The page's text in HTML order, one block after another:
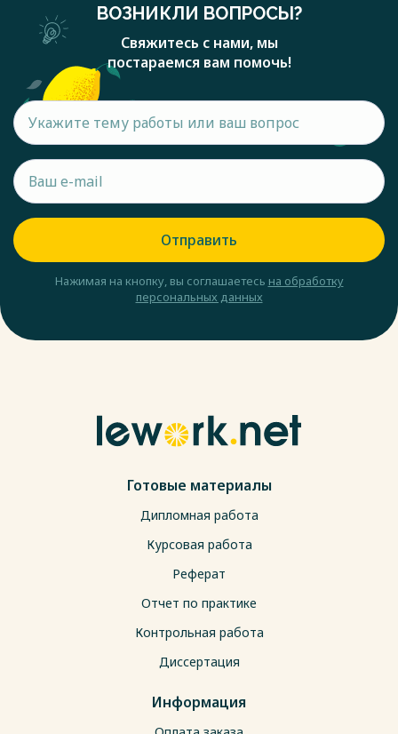
ВОЗНИКЛИ ВОПРОСЫ?
Свяжитесь с нами, мы
постараемся вам помочь!
Отправить
Нажимая на кнопку, вы соглашаетесь на обработку
персональных данных
Готовые материалы
Дипломная работа
Курсовая работа
Реферат
Отчет по практике
Контрольная работа
Диссертация
Информация